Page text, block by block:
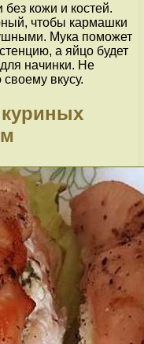
кожи и костей.
чтобы кармашки
Мука поможет
а яйцо будет
начинки. Не
вкусу.